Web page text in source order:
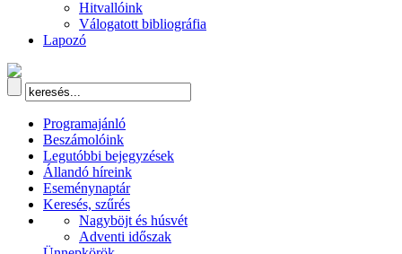
Hitvallóink
Válogatott bibliográfia
Lapozó
Programajánló
Beszámolóink
Legutóbbi bejegyzések
Állandó híreink
Eseménynaptár
Keresés, szűrés
Nagyböjt és húsvét
Adventi időszak